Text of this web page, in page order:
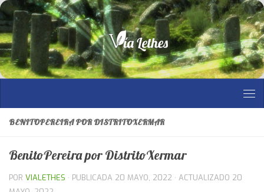
Saltar al contenido
BENITOPEREIRA POR DISTRITOXERMAR
BenitoPereira por DistritoXermar
POR VIALETHES · PUBLICADA 20 MAYO, 2022 · ACTUALIZADO 20